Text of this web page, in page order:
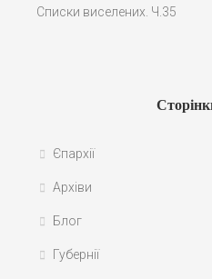
Списки виселених. Ч.35
Єпархії
Архіви
Блог
Губернії